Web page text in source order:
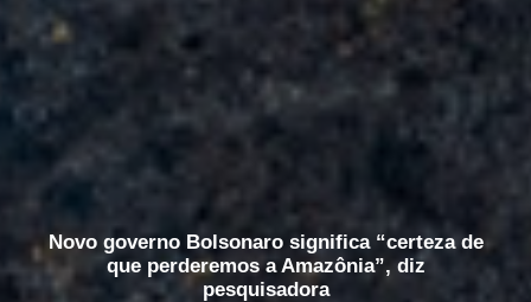
Novo governo Bolsonaro significa “certeza de
que perderemos a Amazônia”, diz
pesquisadora